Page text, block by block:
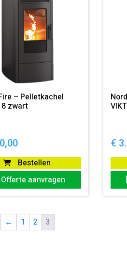
– Pelletkachel
8 zwart
Bestellen
Offerte aanvragen
€
← 1 2 3